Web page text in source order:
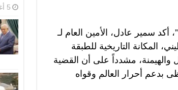
أكد سمير عادل، الأمين العام لـ
المكانة التاريخية للطبقة
والهيمنة، مشدداً على أن القضية
بدعم أحرار العالم وقواه
5 أغسطس، 2026